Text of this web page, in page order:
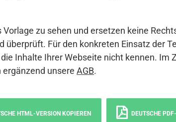
zu sehen und ersetzen keine
Für den konkreten Einsatz der
Inhalte Ihrer Webseite nicht kennen.
unsere AGB.
HTML-VERSION KOPIEREN DEUTSCHE